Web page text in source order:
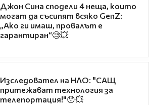
Джон Сина сподели 4 неща, които
могат да съсипят всяко GenZ:
„Ако ги имаш, провалът е
гарантиран“🧐💥
Изследовател на НЛО: "САЩ
притежават технология за
телепортация!"😯💥